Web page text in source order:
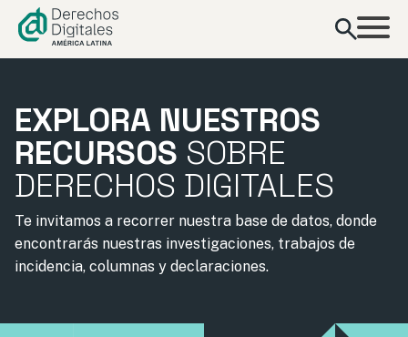
contenido
EXPLORA NUESTROS
RECURSOS SOBRE
DERECHOS DIGITALES
Te invitamos a recorrer nuestra base de datos, donde
encontrarás nuestras investigaciones, trabajos de
incidencia, columnas y declaraciones.